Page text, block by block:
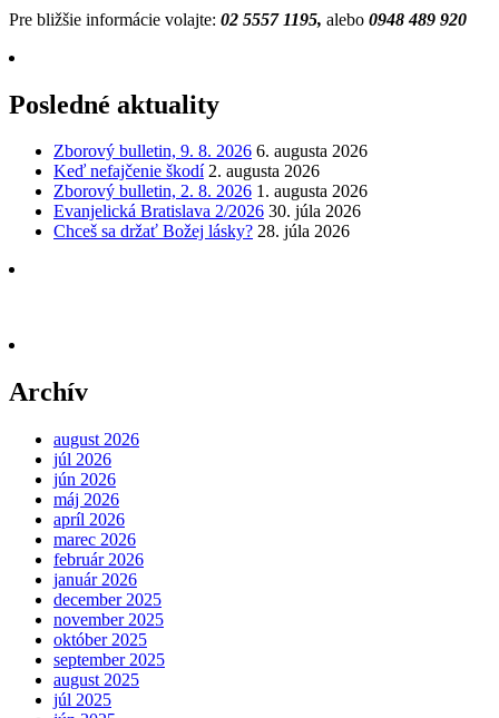
Pre bližšie informácie volajte: 02 5557 1195, alebo 0948 489 920
Posledné aktuality
Zborový bulletin, 9. 8. 2026 6. augusta 2026
Keď nefajčenie škodí 2. augusta 2026
Zborový bulletin, 2. 8. 2026 1. augusta 2026
Evanjelická Bratislava 2/2026 30. júla 2026
Chceš sa držať Božej lásky? 28. júla 2026
Archív
august 2026
júl 2026
jún 2026
máj 2026
apríl 2026
marec 2026
február 2026
január 2026
december 2025
november 2025
október 2025
september 2025
august 2025
júl 2025